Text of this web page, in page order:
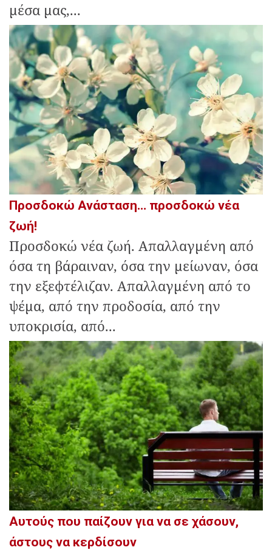
μέσα μας,...
Προσδοκώ Ανάσταση… προσδοκώ νέα
ζωή!
Προσδοκώ νέα ζωή. Απαλλαγμένη από
όσα τη βάραιναν, όσα την μείωναν, όσα
την εξεφτέλιζαν. Απαλλαγμένη από το
ψέμα, από την προδοσία, από την
υποκρισία, από...
Αυτούς που παίζουν για να σε χάσουν,
άστους να κερδίσουν